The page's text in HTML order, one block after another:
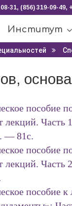
31, (856) 319-09-49,
Институт
пособие
лекций.
— 81с.
пособие
лекций.
пособие